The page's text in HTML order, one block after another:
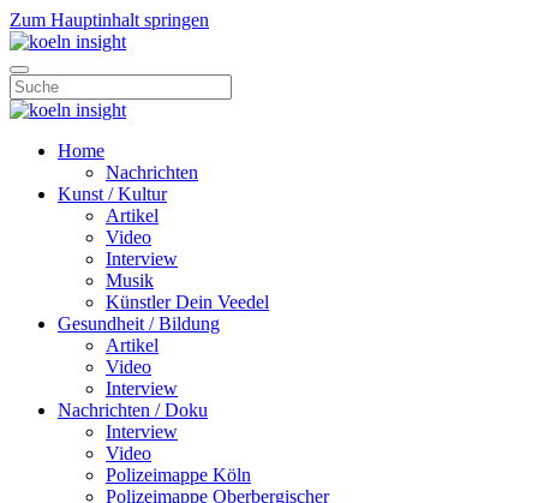
Zum Hauptinhalt springen
Home
Nachrichten
Kunst / Kultur
Artikel
Video
Interview
Musik
Künstler Dein Veedel
Gesundheit / Bildung
Artikel
Video
Interview
Nachrichten / Doku
Interview
Video
Polizeimappe Köln
Polizeimappe Oberbergischer